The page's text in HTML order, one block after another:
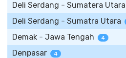
Deli Serdang - Sumatera Utara
Deli Serdang - Sumatra Utara
Demak - Jawa Tengah 4
Denpasar 4